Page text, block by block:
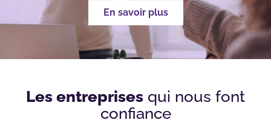
En savoir plus
Les entreprises qui nous font
confiance